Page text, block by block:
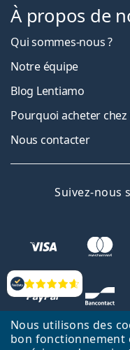
Nous utilisons des
bon fonctionnement
Évaluation
À propos de
Qui sommes-nous ?
Notre équipe
Blog Lentiamo
Pourquoi acheter chez
Nous contacter
Suivez-nous